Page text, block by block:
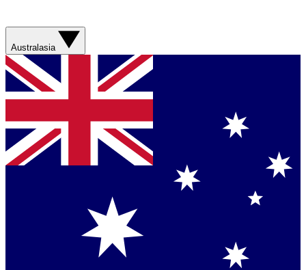
Australasia